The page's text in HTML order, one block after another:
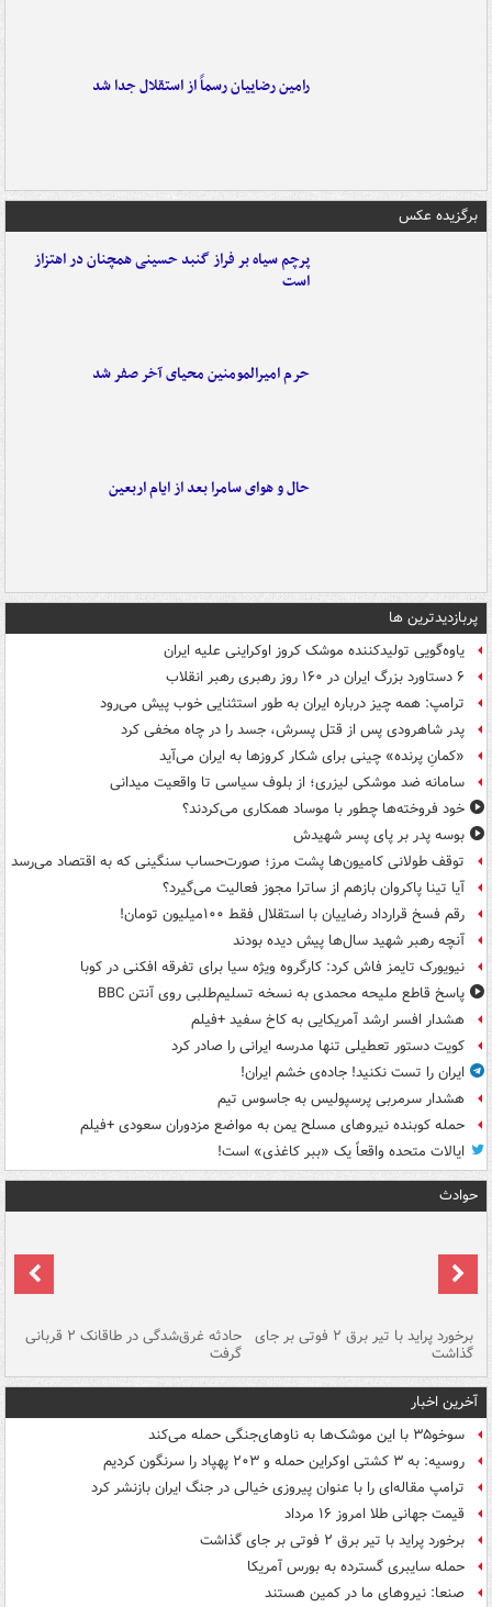
رامین رضاییان رسماً از استقلال جدا شد
برگزیده عکس
پرچم سیاه بر فراز گنبد حسینی همچنان در اهتزاز
است
حرم امیرالمومنین محیای آخر صفر شد
حال و هوای سامرا بعد از ایام اربعین
پربازدیدترین ها
یاوه‌گویی تولیدکننده موشک کروز اوکراینی علیه ایران
۶ دستاورد بزرگ ایران در ۱۶۰ روز رهبری رهبر انقلاب
ترامپ: همه چیز درباره ایران به طور استثنایی خوب پیش می‌رود
پدر شاهرودی پس از قتل پسرش، جسد را در چاه مخفی کرد
«کمانِ پرنده» چینی برای شکار کروزها به ایران می‌آید
سامانه ضد موشکی لیزری؛ از بلوف سیاسی تا واقعیت میدانی
خود فروخته‌ها چطور با موساد همکاری می‌کردند؟
بوسه‌ پدر بر پای پسر شهیدش
توقف طولانی کامیون‌ها پشت مرز؛ صورت‌حساب سنگینی که به اقتصاد می‌رسد
آیا تینا پاکروان بازهم از ساترا مجوز فعالیت می‌گیرد؟
رقم فسخ قرارداد رضاییان با استقلال فقط ۱۰۰میلیون تومان!
آنچه رهبر شهید سال‌ها پیش دیده بودند
نیویورک تایمز فاش کرد: کارگروه ویژه سیا برای تفرقه افکنی در کوبا
پاسخ قاطع ملیحه محمدی به نسخه تسلیم‌طلبی روی آنتن BBC
هشدار افسر ارشد آمریکایی به کاخ سفید +فیلم
کویت دستور تعطیلی تنها مدرسه ایرانی را صادر کرد
ایران را تست نکنید! جاده‌ی خشم ایران!
هشدار سرمربی پرسپولیس به جاسوس تیم
حمله کوبنده نیروهای مسلح یمن به مواضع مزدوران سعودی +فیلم
ایالات متحده واقعاً یک «ببر کاغذی» است!
حوادث
برخورد پراید با تیر برق ۲ فوتی بر جای
گذاشت
حادثه غرق‌شدگی در طاقانک ۲ قربانی
گرفت
آخرین اخبار
سوخو۳۵ با این موشک‌ها به ناوهای‌جنگی حمله می‌کند
روسیه: به ۳ کشتی اوکراین حمله و ۲۰۳ پهپاد را سرنگون کردیم
ترامپ مقاله‌ای را با عنوان پیروزی خیالی در جنگ ایران بازنشر کرد
قیمت جهانی طلا امروز ۱۶ مرداد
برخورد پراید با تیر برق ۲ فوتی بر جای گذاشت
حمله سایبری گسترده به بورس آمریکا
صنعا: نیروهای ما در کمین‌ هستند